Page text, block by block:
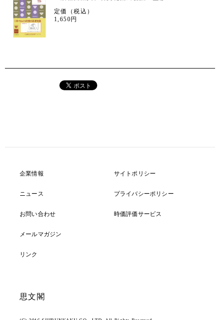
定価（税込）
1,650円
企業情報
ニュース
お問い合わせ
メールマガジン
リンク
サイトポリシー
プライバシーポリシー
時価評価サービス
思文閣